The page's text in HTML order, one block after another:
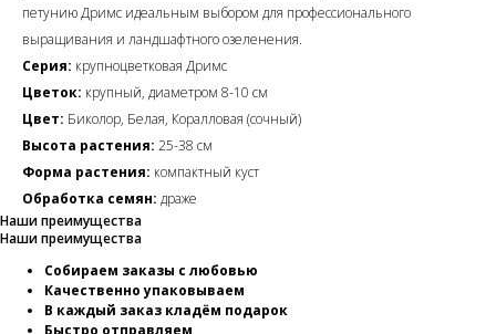
петунию Дримс идеальным выбором для профессионального
выращивания и ландшафтного озеленения.
Серия: крупноцветковая Дримс
Цветок: крупный, диаметром 8-10 см
Цвет: Биколор, Белая, Коралловая (сочный)
Высота растения: 25-38 см
Форма растения: компактный куст
Обработка семян: драже
Наши преимущества
Наши преимущества
Собираем заказы с любовью
Качественно упаковываем
В каждый заказ кладём подарок